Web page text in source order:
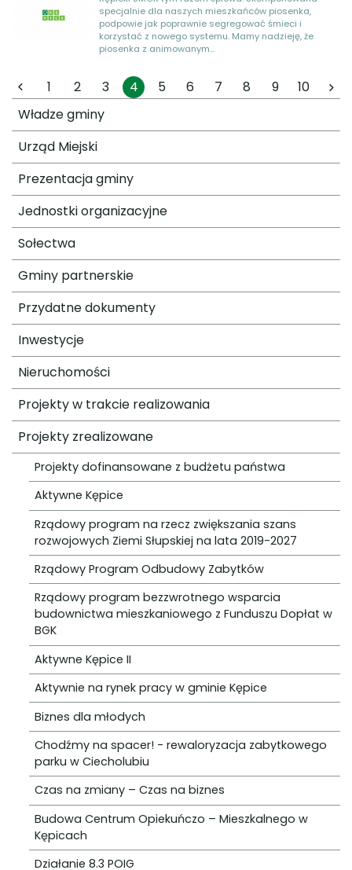
specjalnie dla naszych mieszkańców piosenka,
podpowie jak poprawnie segregować śmieci i
korzystać z nowego systemu. Mamy nadzieję, że
piosenka z animowanym...
1 2 3 4 5 6 7 8 9
10
Władze gminy
Urząd Miejski
Prezentacja gminy
Jednostki organizacyjne
Sołectwa
Gminy partnerskie
Przydatne dokumenty
Inwestycje
Nieruchomości
Projekty w trakcie realizowania
Projekty zrealizowane
Projekty dofinansowane z budżetu państwa
Aktywne Kępice
Rządowy program na rzecz zwiększania szans
rozwojowych Ziemi Słupskiej na lata 2019-2027
Rządowy Program Odbudowy Zabytków
Rządowy program bezzwrotnego wsparcia
budownictwa mieszkaniowego z Funduszu Dopłat w
BGK
Aktywne Kępice II
Aktywnie na rynek pracy w gminie Kępice
Biznes dla młodych
Chodźmy na spacer! - rewaloryzacja zabytkowego
parku w Ciecholubiu
Czas na zmiany – Czas na biznes
Budowa Centrum Opiekuńczo – Mieszkalnego w
Kępicach
Działanie 8.3 POIG